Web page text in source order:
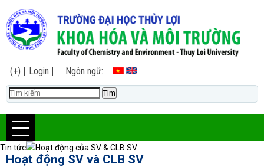
(+) Login Ngôn ngữ:
Tin tức Hoạt động của SV & CLB SV
Hoạt động SV và CLB SV